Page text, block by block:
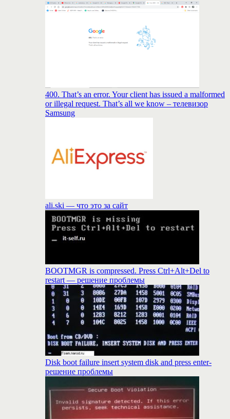
400. That’s an error. Your client has issued a malformed
or illegal request. That’s all we know – телевизор
Samsung
ali.ski — что это за сайт
BOOTMGR is compressed. Press Ctrl+Alt+Del to
restart — решение проблемы
Disk boot failure insert system disk and press enter-
решение проблемы